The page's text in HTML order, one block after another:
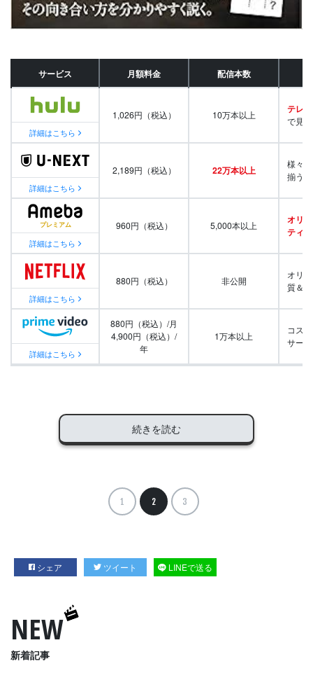
サービス 月額料金 配信本数
詳細はこちら
1,026円（税込） 10万本以上 テレビ
で見
詳細はこちら
2,189円（税込） 22万本以上
様々
揃う
詳細はこちら
960円（税込） 5,000本以上
オリ
ティ
詳細はこちら
880円（税込） 非公開
オリ
質＆
詳細はこちら
880円（税込）/月
4,900円（税込）/
年
1万本以上
コス
サー
続きを読む
1 2 3
シェア ツイート LINEで送る
NEW
新着記事